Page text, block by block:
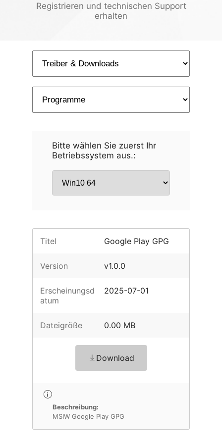
Registrieren und technischen Support
erhalten
Bitte wählen Sie zuerst Ihr
Betriebssystem aus.:
Titel Google Play GPG
Version v1.0.0
Erscheinungsd
atum
2025-07-01
Dateigröße 0.00 MB
Download
Beschreibung:
MSIW Google Play GPG